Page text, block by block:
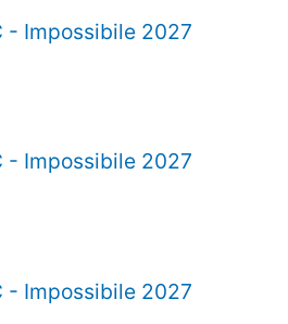
- Impossibile 2027
- Impossibile 2027
- Impossibile 2027